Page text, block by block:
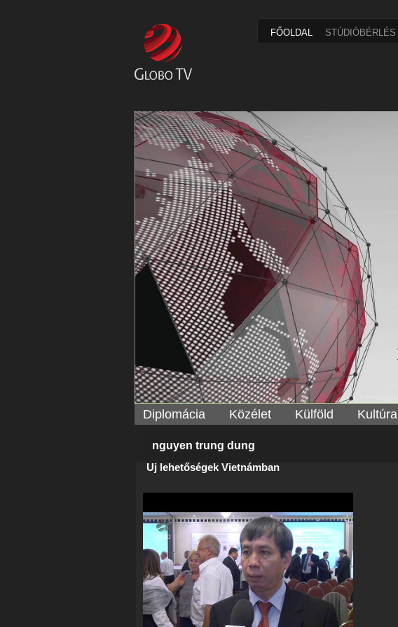
FŐOLDAL STÚDIÓBÉRLÉS
Diplomácia Közélet Külföld Kultúra
nguyen trung dung
Új lehetőségek Vietnámban